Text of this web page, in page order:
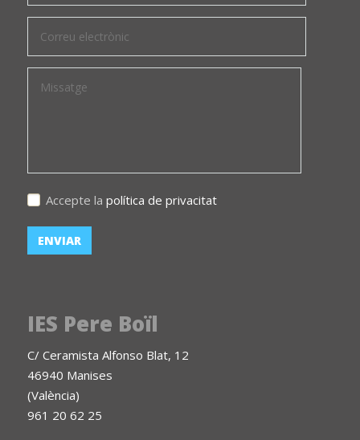
Accepte la política de privacitat
IES Pere Boïl
C/ Ceramista Alfonso Blat, 12
46940 Manises
(València)
961 20 62 25